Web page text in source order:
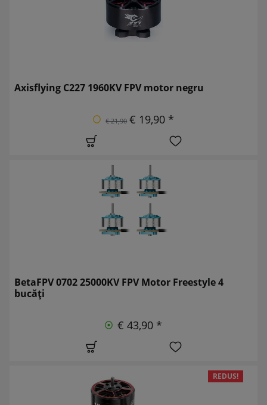
Axisflying C227 1960KV FPV motor negru
€ 21,90 € 19,90 *
BetaFPV 0702 25000KV FPV Motor Freestyle 4
bucăți
€ 43,90 *
REDUS!